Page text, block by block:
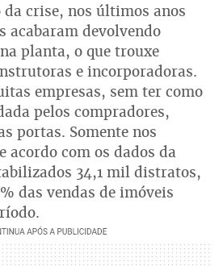
da crise, nos últimos anos
acabaram devolvendo
planta, o que trouxe
e incorporadoras.
empresas, sem ter como
pelos compradores,
portas. Somente nos
acordo com os dados da
34,1 mil distratos,
das vendas de imóveis